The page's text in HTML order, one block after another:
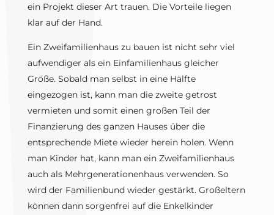
ein Projekt dieser Art trauen. Die Vorteile liegen
klar auf der Hand.
Ein Zweifamilienhaus zu bauen ist nicht sehr viel
aufwendiger als ein Einfamilienhaus gleicher
Größe. Sobald man selbst in eine Hälfte
eingezogen ist, kann man die zweite getrost
vermieten und somit einen großen Teil der
Finanzierung des ganzen Hauses über die
entsprechende Miete wieder herein holen. Wenn
man Kinder hat, kann man ein Zweifamilienhaus
auch als Mehrgenerationenhaus verwenden. So
wird der Familienbund wieder gestärkt. Großeltern
können dann sorgenfrei auf die Enkelkinder